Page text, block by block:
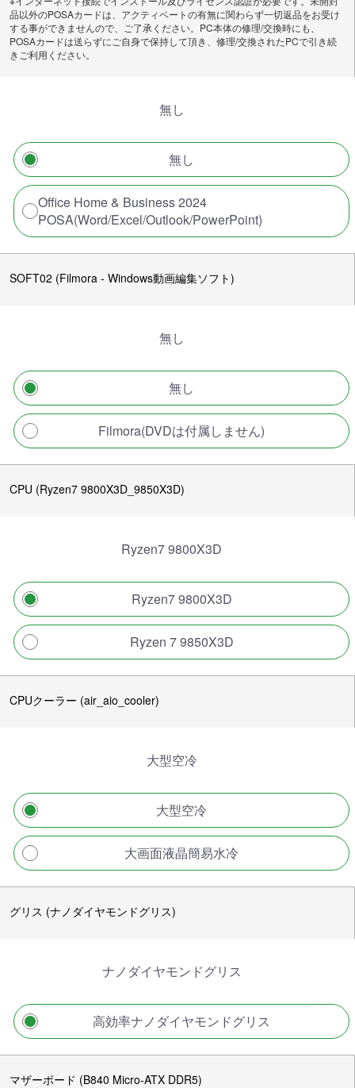
品以外のPOSAカードは、アクティベートの有無に関わらず一切返品をお受け
する事ができませんので、ご了承ください。PC本体の修理/交換時にも、
POSAカードは送らずにご自身で保持して頂き、修理/交換されたPCで引き続
きご利用ください。
無し
無し
Office Home & Business 2024
POSA(Word/Excel/Outlook/PowerPoint)
SOFT02 (Filmora - Windows動画編集ソフト)
無し
無し
Filmora(DVDは付属しません)
CPU (Ryzen7 9800X3D_9850X3D)
Ryzen7 9800X3D
Ryzen7 9800X3D
Ryzen 7 9850X3D
CPUクーラー (air_aio_cooler)
大型空冷
大型空冷
大画面液晶簡易水冷
グリス (ナノダイヤモンドグリス)
ナノダイヤモンドグリス
高効率ナノダイヤモンドグリス
マザーボード (B840 Micro-ATX DDR5)